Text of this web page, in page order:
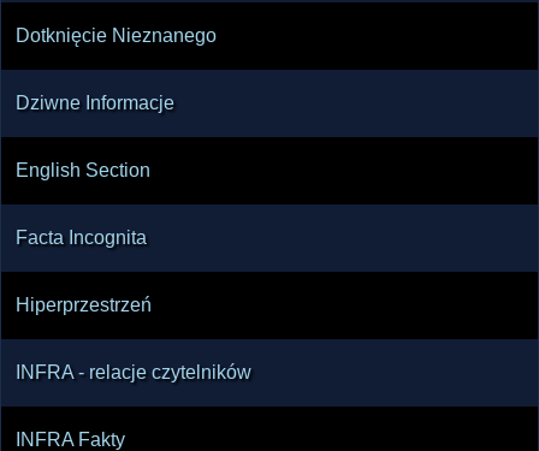
Dotknięcie Nieznanego
Dziwne Informacje
English Section
Facta Incognita
Hiperprzestrzeń
INFRA - relacje czytelników
INFRA Fakty